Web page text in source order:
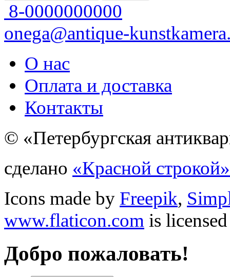
8-0000000000
onega@antique-
О нас
Оплата и доставка
Контакты
© «Петербургская
сделано «Красной строкой»
Icons made by Freepik,
www.flaticon.com is
Добро пожаловать!